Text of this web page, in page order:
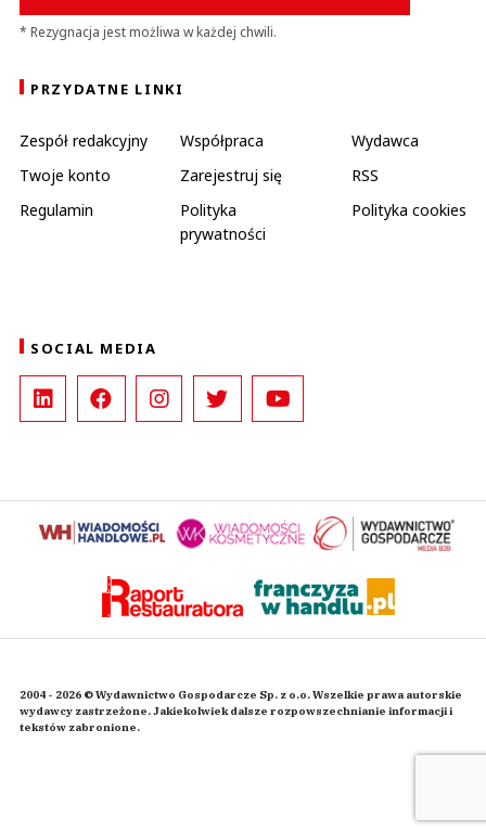
* Rezygnacja jest możliwa w każdej chwili.
PRZYDATNE LINKI
Zespół redakcyjny Współpraca
Wydawca
Twoje konto
Zarejestruj się
RSS
Regulamin
Polityka
prywatności
Polityka cookies
SOCIAL MEDIA
2004 - 2026 © Wydawnictwo Gospodarcze Sp. z o.o. Wszelkie prawa autorskie
wydawcy zastrzeżone. Jakiekolwiek dalsze rozpowszechnianie informacji i
tekstów zabronione.